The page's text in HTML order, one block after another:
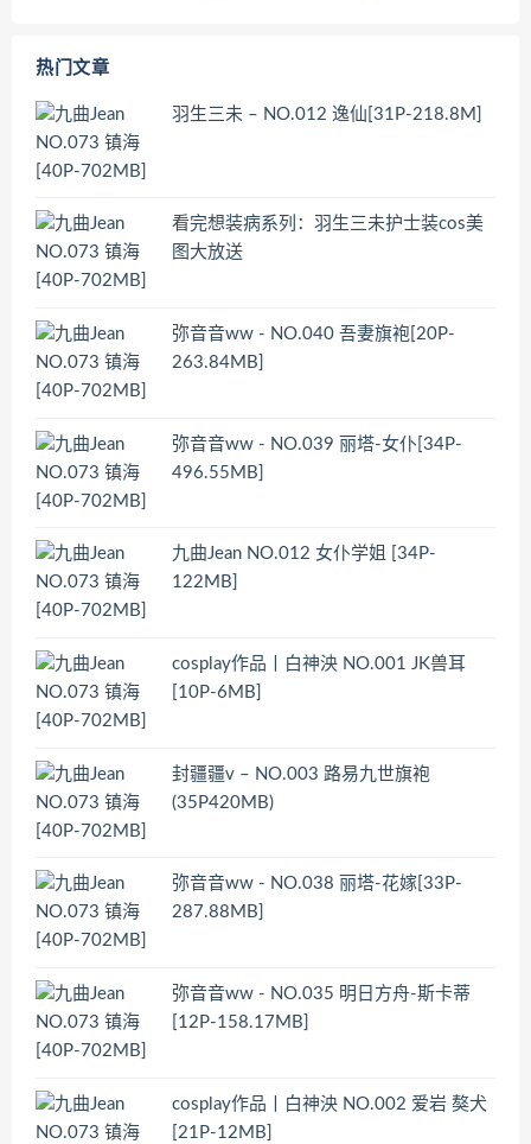
热门文章
羽生三未 – NO.012 逸仙[31P-218.8M]
看完想装病系列：羽生三未护士装cos美
图大放送
弥音音ww - NO.040 吾妻旗袍[20P-
263.84MB]
弥音音ww - NO.039 丽塔-女仆[34P-
496.55MB]
九曲Jean NO.012 女仆学姐 [34P-
122MB]
cosplay作品丨白神泱 NO.001 JK兽耳
[10P-6MB]
封疆疆v – NO.003 路易九世旗袍
(35P420MB)
弥音音ww - NO.038 丽塔-花嫁[33P-
287.88MB]
弥音音ww - NO.035 明日方舟-斯卡蒂
[12P-158.17MB]
cosplay作品丨白神泱 NO.002 爱岩 獒犬
[21P-12MB]